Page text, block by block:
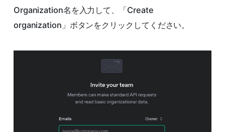
Organization名を入力して、「Create
organization」ボタンをクリックしてください。